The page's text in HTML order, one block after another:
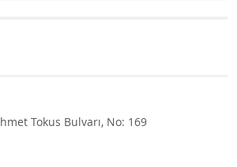
Tokus Bulvarı, No: 169